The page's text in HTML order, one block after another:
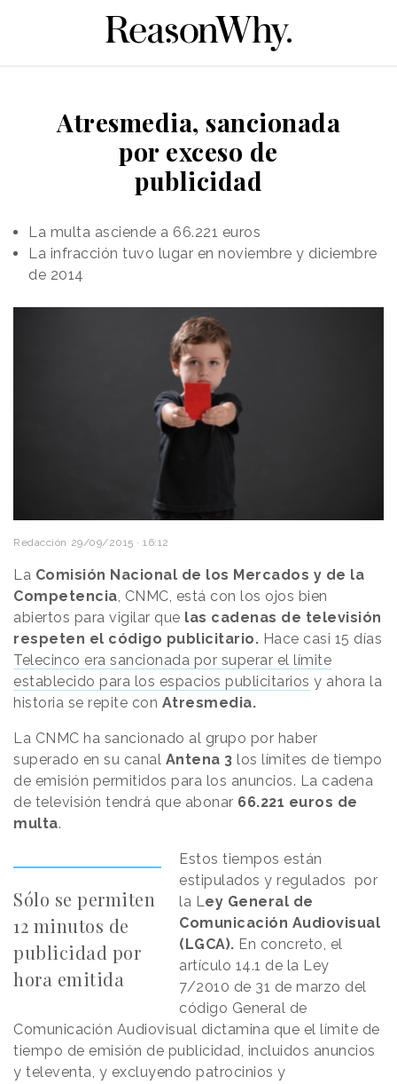
Atresmedia, sancionada
por exceso de
publicidad
La multa asciende a 66.221 euros
La infracción tuvo lugar en noviembre y diciembre
de 2014
Redacción 29/09/2015 · 16:12
La Comisión Nacional de los Mercados y de la
Competencia, CNMC, está con los ojos bien
abiertos para vigilar que las cadenas de televisión
respeten el código publicitario. Hace casi 15 días
Telecinco era sancionada por superar el límite
establecido para los espacios publicitarios y ahora la
historia se repite con Atresmedia.
La CNMC ha sancionado al grupo por haber
superado en su canal Antena 3 los límites de tiempo
de emisión permitidos para los anuncios. La cadena
de televisión tendrá que abonar 66.221 euros de
multa.
Sólo se permiten
12 minutos de
publicidad por
hora emitida
Estos tiempos están
estipulados y regulados por
la Ley General de
Comunicación Audiovisual
(LGCA). En concreto, el
artículo 14.1 de la Ley
7/2010 de 31 de marzo del
código General de
Comunicación Audiovisual dictamina que el límite de
tiempo de emisión de publicidad, incluidos anuncios
y televenta, y excluyendo patrocinios y